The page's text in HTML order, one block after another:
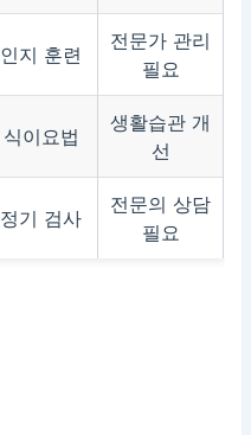
인지 훈련
전문가 관리
필요
식이요법
생활습관 개
선
정기 검사
전문의 상담
필요